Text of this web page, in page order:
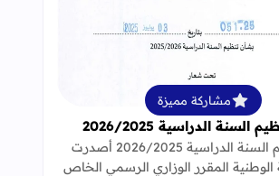
قراءة المزيد عن مقرر تنظيم السنة الدراسية
مشاركة مميزة
السنة الدراسية 2026/2025
مقرر تنظيم السنة الدراسية 2026/2025 أصدرت
الوطنية المقرر الوزاري الرسمي الخاص